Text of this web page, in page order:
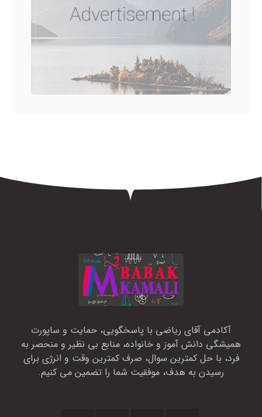
آکادمی آقای ریاضی با پاسخگویی، حمایت و ساپورت
همیشگی دانش آموز و خانواده، منابع بی نظیر و منحصر به
فرد، با حل کمترین سوال، صرف کمترین وقت و انرژی برای
رسیدن به هدف، موفقیت شما را تضمین می کنیم.